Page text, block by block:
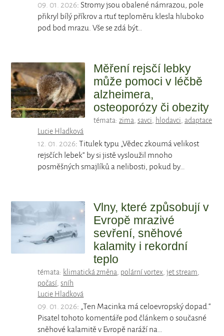
09. 01. 2026: Stromy jsou obalené námrazou, pole
přikryl bílý příkrov a rtuť teploměru klesla hluboko
pod bod mrazu. Vše se zdá být…
Měření rejsčí lebky
může pomoci v léčbě
alzheimera,
osteoporózy či obezity
témata: zima, savci, hlodavci, adaptace
Lucie Hladková
12. 01. 2026: Titulek typu „Vědec zkoumá velikost
rejsčích lebek“ by si jistě vysloužil mnoho
posměšných smajlíků a nelibosti, pokud by…
Vlny, které způsobují v
Evropě mrazivé
sevření, sněhové
kalamity i rekordní
teplo
témata: klimatická změna, polární vortex,jet stream,
počasí,sníh
Lucie Hladková
09. 01. 2026: „Ten Macinka má celoevropský dopad.“
Pisatel tohoto komentáře pod článkem o současné
sněhové kalamitě v Evropě naráží na…